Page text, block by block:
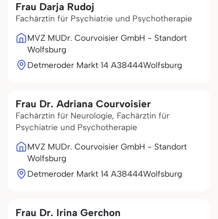
Frau Darja Rudoj
Fachärztin für Psychiatrie und Psychotherapie
MVZ MUDr. Courvoisier GmbH - Standort
Wolfsburg
Detmeroder Markt 14 A38444Wolfsburg
Frau Dr. Adriana Courvoisier
Fachärztin für Neurologie, Fachärztin für
Psychiatrie und Psychotherapie
MVZ MUDr. Courvoisier GmbH - Standort
Wolfsburg
Detmeroder Markt 14 A38444Wolfsburg
Frau Dr. Irina Gerchon